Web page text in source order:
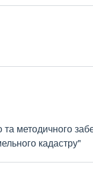
та методичного
кадастру"